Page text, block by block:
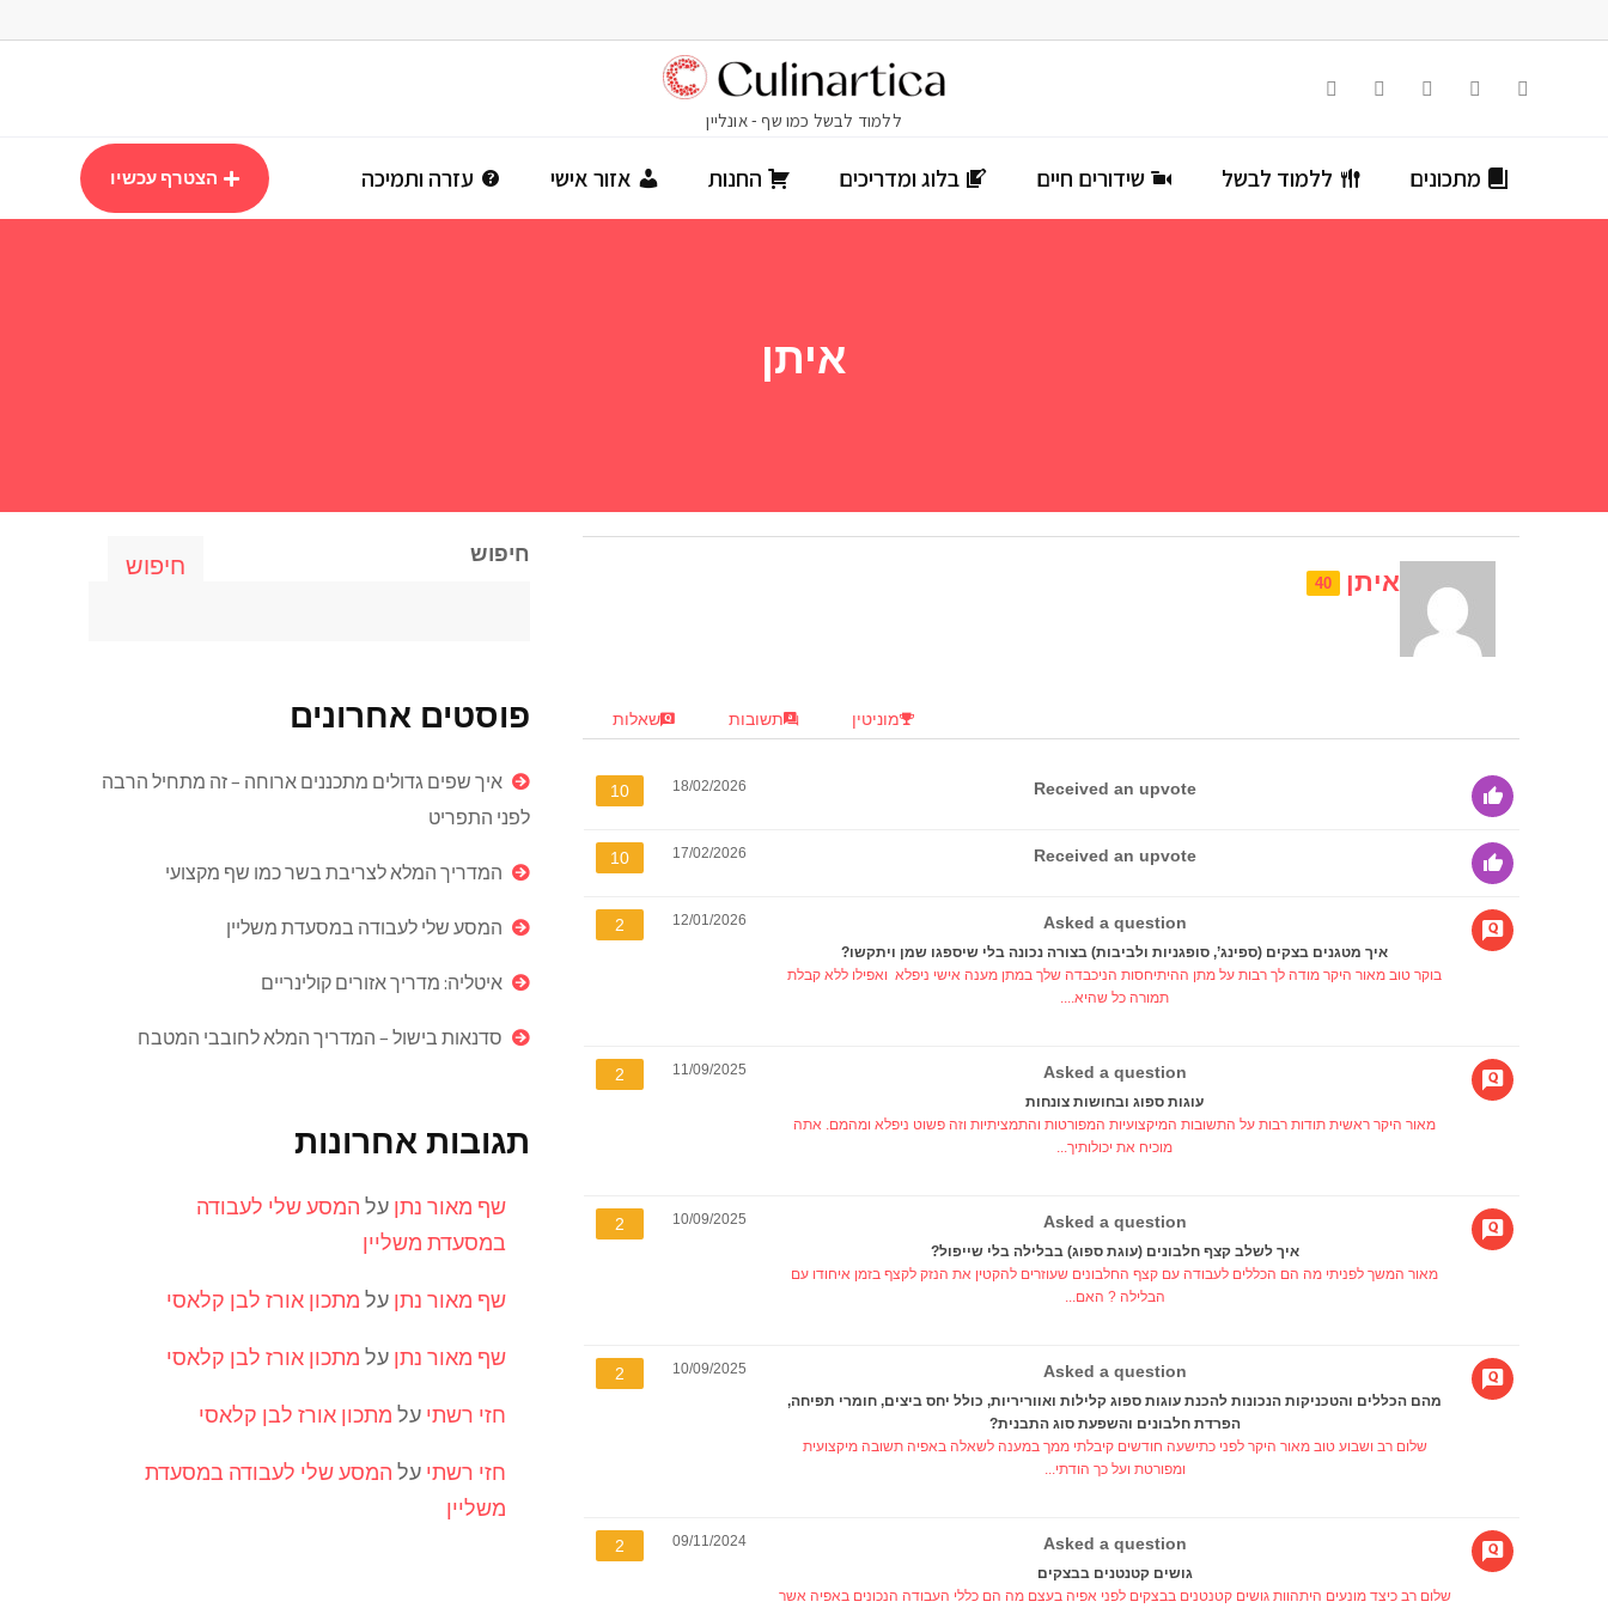
מתכונים ללמוד לבשל שידורים חיים בלוג ומדריכים החנות אזור אישי עזרה ותמיכה הצטרף עכשיו
איתן
איתן 40
שאלות תשובות מוניטין
Received an upvote
18/02/2026
10
Received an upvote
17/02/2026
10
Asked a question
איך מטגנים בצקים (ספינג’, סופגניות ולביבות) בצורה נכונה בלי שיספגו שמן ויתקשו?
בוקר טוב מאור היקר מודה לך רבות על מתן ההיתיחסות הניכבדה שלך במתן מענה אישי ניפלא ואפילו ללא קבלת
תמורה כל שהיא....
12/01/2026
2
Asked a question
עוגות ספוג ובחושות צונחות
מאור היקר ראשית תודות רבות על התשובות המיקצועיות המפורטות והתמציתיות וזה פשוט ניפלא ומהמם. אתה
מוכיח את יכולותיך...
11/09/2025
2
Asked a question
איך לשלב קצף חלבונים (עוגת ספוג) בבלילה בלי שייפול?
מאור המשך לפניתי מה הם הכללים לעבודה עם קצף החלבונים שעוזרים להקטין את הנזק לקצף בזמן איחודו עם
הבלילה ? האם...
10/09/2025
2
Asked a question
מהם הכללים והטכניקות הנכונות להכנת עוגות ספוג קלילות ואווריריות, כולל יחס ביצים, חומרי תפיחה,
הפרדת חלבונים והשפעת סוג התבנית?
שלום רב ושבוע טוב מאור היקר לפני כתישעה חודשים קיבלתי ממך במענה לשאלה באפיה תשובה מיקצועית
ומפורטת ועל כך הודתי...
10/09/2025
2
Asked a question
גושים קטנטנים בבצקים
שלום רב כיצד מונעים היתהוות גושים קטנטנים בבצקים לפני אפיה בעצם מה הם כללי העבודה הנכונים באפיה אשר
09/11/2024
2
חיפוש חיפוש
פוסטים אחרונים
איך שפים גדולים מתכננים ארוחה – זה מתחיל הרבה
לפני התפריט
המדריך המלא לצריבת בשר כמו שף מקצועי
המסע שלי לעבודה במסעדת משליין
איטליה: מדריך אזורים קולינריים
סדנאות בישול – המדריך המלא לחובבי המטבח
תגובות אחרונות
שף מאור נתן על המסע שלי לעבודה
במסעדת משליין
שף מאור נתן על מתכון אורז לבן קלאסי
שף מאור נתן על מתכון אורז לבן קלאסי
חזי רשתי על מתכון אורז לבן קלאסי
חזי רשתי על המסע שלי לעבודה במסעדת
משליין